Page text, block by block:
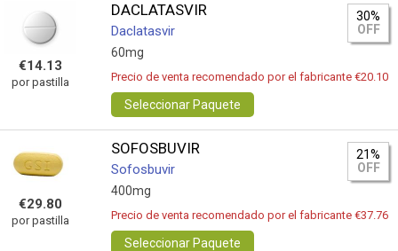
€14.13
por pastilla
DACLATASVIR
Daclatasvir
60mg
30%
OFF
Precio de venta recomendado por el fabricante €20.10
Seleccionar Paquete
€29.80
por pastilla
SOFOSBUVIR
Sofosbuvir
400mg
21%
OFF
Precio de venta recomendado por el fabricante €37.76
Seleccionar Paquete